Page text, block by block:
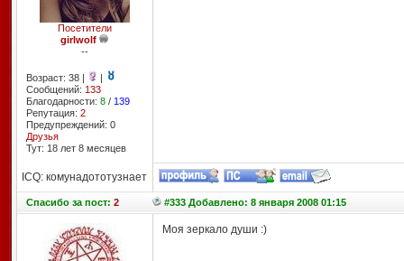
Посетители
girlwolf
--
Возраст: 38 |
|
Сообщений: 133
Благодарности: 8/ 139
Репутация: 2
Предупреждений: 0
Друзья
Тут: 18 лет 8 месяцев
ICQ: комунадототузнает
Спасибоза пост: 2 #333 Добавлено: 8 января 2008 01:15
Моя зеркало души :)